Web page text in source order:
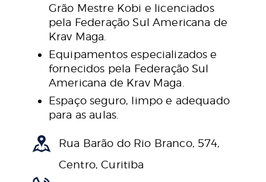
Grão Mestre Kobi e licenciados
pela Federação Sul Americana de
Krav Maga.
Equipamentos especializados e
fornecidos pela Federação Sul
Americana de Krav Maga.
Espaço seguro, limpo e adequado
para as aulas.
Rua Barão do Rio Branco, 574,
Centro, Curitiba